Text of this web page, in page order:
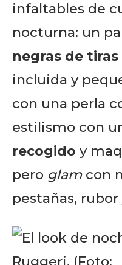
infaltables de
nocturna: un
negras de
incluida y
con una perla
estilismo con
recogido y
pero glamcon
pestañas, rubor